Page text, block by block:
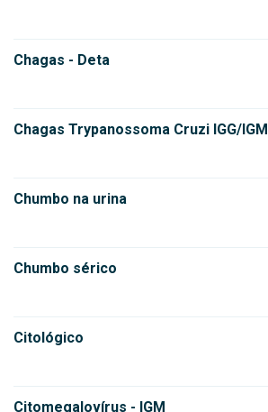
Chagas - Deta
Chagas Trypanossoma Cruzi IGG/IGM
Chumbo na urina
Chumbo sérico
Citológico
Citomegalovírus - IGM